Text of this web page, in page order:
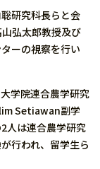
研究科長らと会
弘太郎教授及び
ーの視察を行い
学院連合農学研究
Setiawan副学
人は連合農学研究
行われ、留学生ら